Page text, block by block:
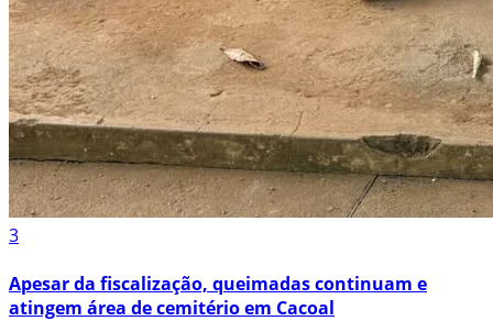
3
Apesar da fiscalização, queimadas continuam e
atingem área de cemitério em Cacoal